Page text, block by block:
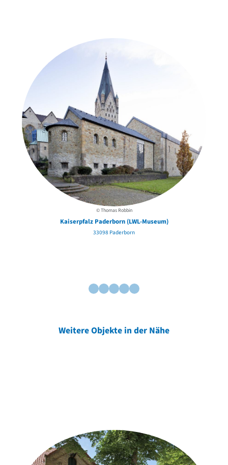
© Thomas Robbin
Kaiserpfalz Paderborn (LWL-Museum)
33098 Paderborn
Weitere Objekte in der Nähe